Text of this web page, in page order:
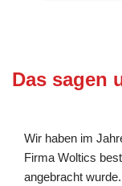
Das sagen
Wir haben im
Firma Woltics
angebracht